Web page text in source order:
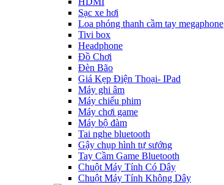
Sạc xe hơi
Loa phóng thanh cầm tay megaphone
Tivi box
Headphone
Đồ Chơi
Đèn Bão
Giá Kẹp Điện Thoại- IPad
Máy ghi âm
Máy chiếu phim
Máy chơi game
Máy bộ đàm
Tai nghe bluetooth
Gậy chụp hình tự sướng
Tay Cầm Game Bluetooth
Chuột Máy Tính Có Dây
Chuột Máy Tính Không Dây